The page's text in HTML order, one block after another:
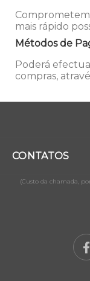
mais rápido
Métodos de
Poderá
compras,
CONTATOS
(Custo da chamada,